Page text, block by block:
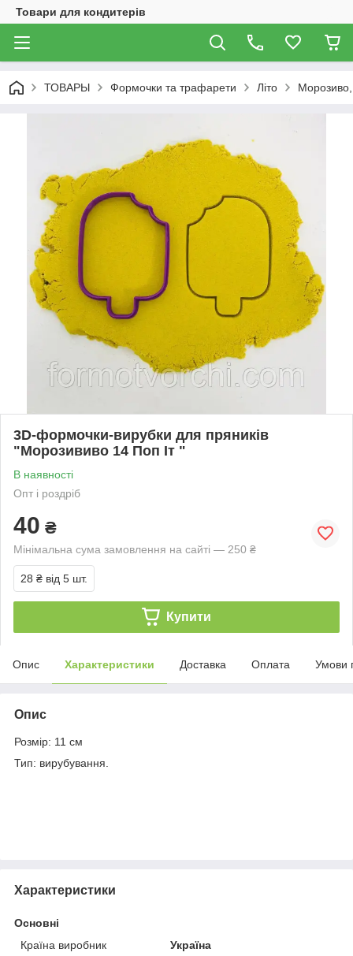
Товари для кондитерів
ТОВАРЫ Формочки та трафарети Літо Морозиво,
3D-формочки-вирубки для пряників
"Морозививо 14 Поп Іт "
В наявності
Опт і роздріб
40 ₴
Мінімальна сума замовлення на сайті — 250 ₴
28 ₴ від 5 шт.
Купити
Опис Характеристики Доставка Оплата Умови
Опис
Розмір: 11 см
Тип: вирубування.
Характеристики
Основні
Країна виробник
Україна